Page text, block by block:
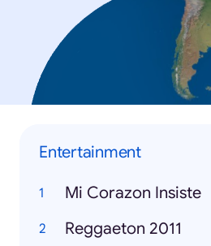
Entertainment
Mi Corazon Insiste
Reggaeton 2011